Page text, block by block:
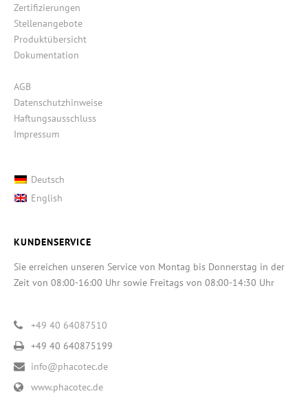
Zertifizierungen
Stellenangebote
Produktübersicht
Dokumentation
AGB
Datenschutzhinweise
Haftungsausschluss
Impressum
Deutsch
English
KUNDENSERVICE
Sie erreichen unseren Service von Montag bis Donnerstag in der
Zeit von 08:00-16:00 Uhr sowie Freitags von 08:00-14:30 Uhr
+49 40 64087510
+49 40 640875199
info@phacotec.de
www.phacotec.de